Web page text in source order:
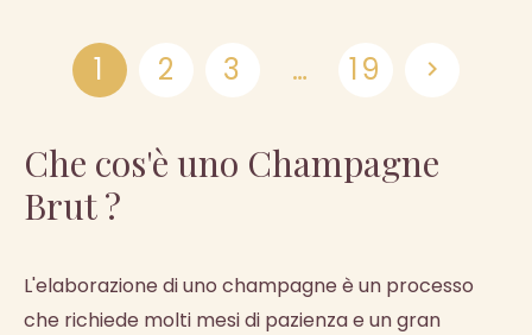
1 2 3 … 19 
Che cos'è uno Champagne
Brut ?
L'elaborazione di uno champagne è un processo
che richiede molti mesi di pazienza e un gran